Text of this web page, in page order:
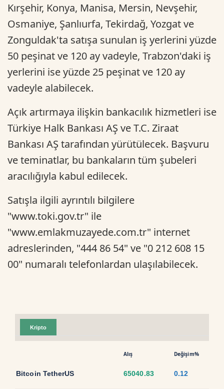
Kırşehir, Konya, Manisa, Mersin, Nevşehir,
Osmaniye, Şanlıurfa, Tekirdağ, Yozgat ve
Zonguldak'ta satışa sunulan iş yerlerini yüzde
50 peşinat ve 120 ay vadeyle, Trabzon'daki iş
yerlerini ise yüzde 25 peşinat ve 120 ay
vadeyle alabilecek.
Açık artırmaya ilişkin bankacılık hizmetleri ise
Türkiye Halk Bankası AŞ ve T.C. Ziraat
Bankası AŞ tarafından yürütülecek. Başvuru
ve teminatlar, bu bankaların tüm şubeleri
aracılığıyla kabul edilecek.
Satışla ilgili ayrıntılı bilgilere
"www.toki.gov.tr" ile
"www.emlakmuzayede.com.tr" internet
adreslerinden, "444 86 54" ve "0 212 608 15
00" numaralı telefonlardan ulaşılabilecek.
Kripto
Alış Değişim%
Bitcoin TetherUS 65040.83 0.12